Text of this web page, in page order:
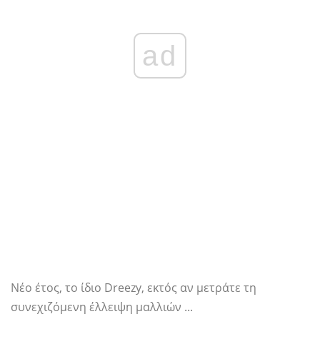
ad
Νέο έτος, το ίδιο Dreezy, εκτός αν μετράτε τη
συνεχιζόμενη έλλειψη μαλλιών ...